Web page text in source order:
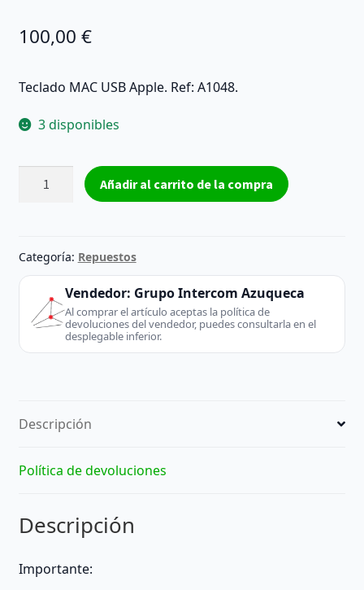
100,00 €
Teclado MAC USB Apple. Ref: A1048.
3 disponibles
MAC
-
APPLE
extraído
de
Añadir al carrito de la compra
Categoría: Repuestos
Vendedor: Grupo Intercom Azuqueca
Al comprar el artículo aceptas la política de
devoluciones del vendedor, puedes consultarla en el
desplegable inferior.
Descripción
Política de devoluciones
Descripción
Importante: